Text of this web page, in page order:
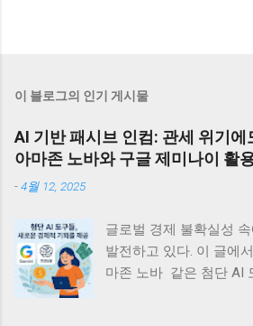
이 블로그의 인기 게시물
AI 기반 패시브 인컴: 관세 위기에
아마존 노바와 구글 제미나이 활
-4월 12, 2025
글로벌 경제 불확실성
발전하고 있다. 이 글에
마존 노바 같은 첨단 AI
법들을 정리한다. 관세